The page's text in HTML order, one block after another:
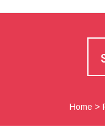
Home >